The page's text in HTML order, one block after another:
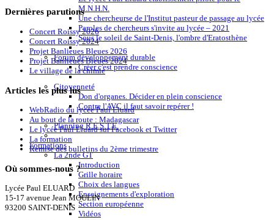
M.N.H.N.
Une chercheurse de l'Institut pasteur de passage au lycée
Paroles de chercheurs s'invite au lycée – 2021
Sous le soleil de Saint-Denis, l'ombre d'Eratosthène
Forum développement durable
Créer c'est prendre conscience
Citoyenneté
Don d'organes. Décider en plein conscience
Contre l'AVC il faut savoir repérer !
Planning R.E.S.T.E.
Formations
La 2nde GT
Introduction
Grille horaire
Choix des langues
Enseignements d'exploration
Section européenne
Vidéos
Dernières parutions
Concert Roissy 2026
Concert Roissy 2024
Projet Banlieues Bleues 2026
Projet Banlieues Bleues 2024
Le village de la chimie
Articles les plus lus
WebRadio du lycée Paul Eluard
Au bout de la route : Madagascar
Le lycée Paul Eluard sur Facebook et Twitter
La formation
Remise des bulletins du 2ème trimestre
Où sommes-nous ?
Lycée Paul ELUARD
15-17 avenue Jean MOULIN
93200 SAINT-DENIS